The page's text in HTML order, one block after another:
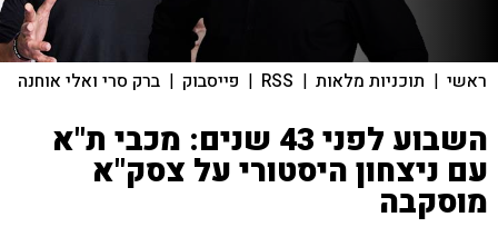
ראשי | תוכניות מלאות |
RSS
| פייסבוק | ברק סרי ואלי אוחנה
השבוע לפני 43 שנים: מכבי ת"א
עם ניצחון היסטורי על צסק"א
מוסקבה